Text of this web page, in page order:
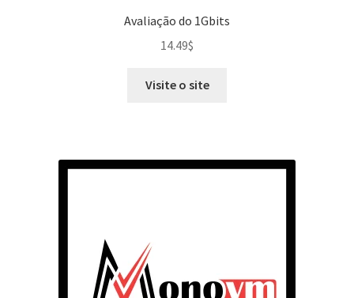
Avaliação do 1Gbits
14.49$
Visite o site